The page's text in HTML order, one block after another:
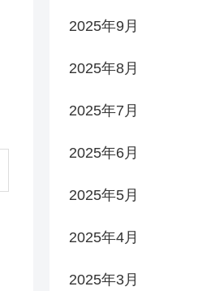
2025年9月
2025年8月
2025年7月
2025年6月
2025年5月
2025年4月
2025年3月